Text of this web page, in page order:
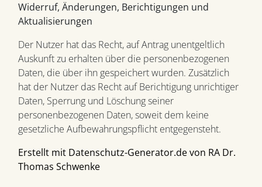
Widerruf, Änderungen, Berichtigungen und
Aktualisierungen
Der Nutzer hat das Recht, auf Antrag unentgeltlich
Auskunft zu erhalten über die personenbezogenen
Daten, die über ihn gespeichert wurden. Zusätzlich
hat der Nutzer das Recht auf Berichtigung unrichtiger
Daten, Sperrung und Löschung seiner
personenbezogenen Daten, soweit dem keine
gesetzliche Aufbewahrungspflicht entgegensteht.
Erstellt mit Datenschutz-Generator.de von RA Dr.
Thomas Schwenke